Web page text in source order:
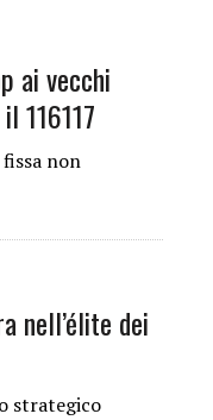
ai vecchi
116117
non
nell’élite dei
strategico